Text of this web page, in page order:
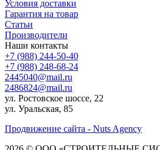
Условия доставки
Гарантия на товар
Статьи
Производители
Наши контакты
+7 (988) 244-50-40
+7 (988) 248-68-24
2445040@mail.ru
2486824@mail.ru
ул. Ростовское шоссе, 22
ул. Уральская, 85
Продвижение сайта - Nuts Agency